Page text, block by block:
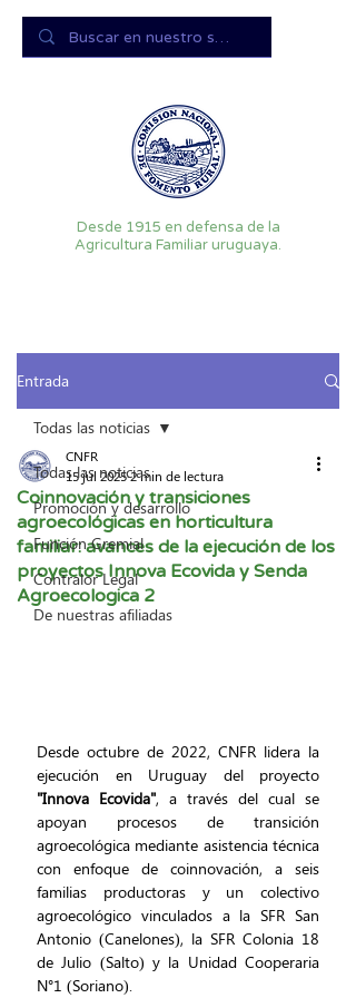
Desde 1915 en defensa de la
Agricultura Familiar uruguaya.
Entrada
Todas las noticias
Promoción y desarrollo
Función Gremial
Contralor Legal
De nuestras afiliadas
Todas las noticias
Coinnovación y transiciones
agroecológicas en horticultura
familiar: avances de la ejecución de los
proyectos Innova Ecovida y Senda
Agroecologica 2
CNFR
15 jul 20252 min de lectura
Desde octubre de 2022, CNFR lidera la
"Innova Ecovida", a través del cual se
apoyan procesos de transición
agroecológica mediante asistencia técnica
con enfoque de coinnovación, a seis
familias productoras y un colectivo
agroecológico vinculados a la SFR San
Antonio (Canelones), la SFR Colonia 18
de Julio (Salto) y la Unidad Cooperaria
N°1 (Soriano).